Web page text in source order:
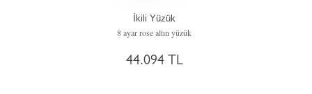
İkili Yüzük
8 ayar rose altın yüzük
44.094 TL